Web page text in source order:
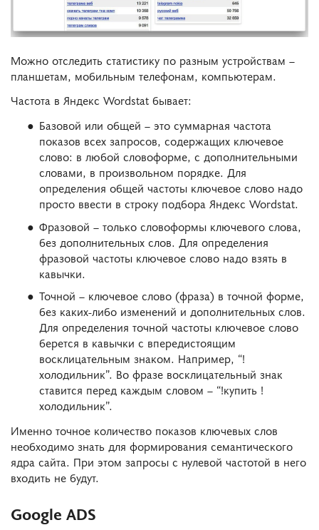
Можно отследить статистику по разным устройствам –
планшетам, мобильным телефонам, компьютерам.
Частота в Яндекс Wordstat бывает:
Базовой или общей – это суммарная частота
показов всех запросов, содержащих ключевое
слово: в любой словоформе, с дополнительными
словами, в произвольном порядке. Для
определения общей частоты ключевое слово надо
просто ввести в строку подбора Яндекс Wordstat.
Фразовой – только словоформы ключевого слова,
без дополнительных слов. Для определения
фразовой частоты ключевое слово надо взять в
кавычки.
Точной – ключевое слово (фраза) в точной форме,
без каких-либо изменений и дополнительных слов.
Для определения точной частоты ключевое слово
берется в кавычки с впередистоящим
восклицательным знаком. Например, “!
холодильник”. Во фразе восклицательный знак
ставится перед каждым словом – “!купить !
холодильник”.
Именно точное количество показов ключевых слов
необходимо знать для формирования семантического
ядра сайта. При этом запросы с нулевой частотой в него
входить не будут.
Google ADS